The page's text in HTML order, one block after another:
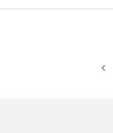
keyboard_arrow_left